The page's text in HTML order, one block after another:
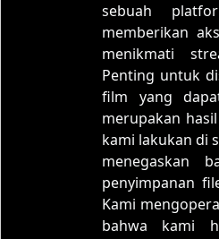
sebuah
memberikan
menikmati
Penting untuk
film yang
merupakan
kami lakukan di
menegaskan
penyimpanan
Kami
bahwa kami